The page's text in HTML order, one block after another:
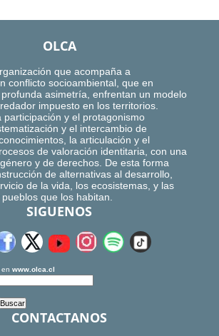
OLCA
que acompaña a
conflicto socioambiental, que en
asimetría, enfrentan un modelo
impuesto en los territorios.
participación y el protagonismo
y el intercambio de
la articulación y el
de valoración identitaria, con una
y de derechos. De esta forma
de alternativas al desarrollo,
de la vida, los ecosistemas, y las
que los habitan.
SIGUENOS
en www.olca.cl
CONTACTANOS